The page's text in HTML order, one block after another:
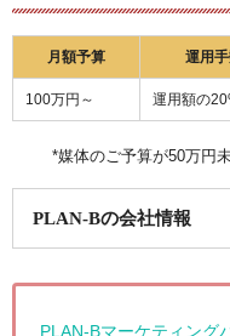
月額予算 運用
100万円～ 運用額の
*媒体のご予算が50万円
PLAN-Bの会社情報
PLAN-Bマーケティング